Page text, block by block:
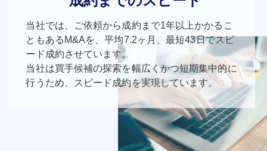
当社では、ご依頼から成約まで1年以上かかるこ
ともあるM&Aを、平均7.2ヶ月、最短43日でスピ
ード成約させています。
当社は買手候補の探索を幅広くかつ短期集中的に
行うため、スピード成約を実現しています。